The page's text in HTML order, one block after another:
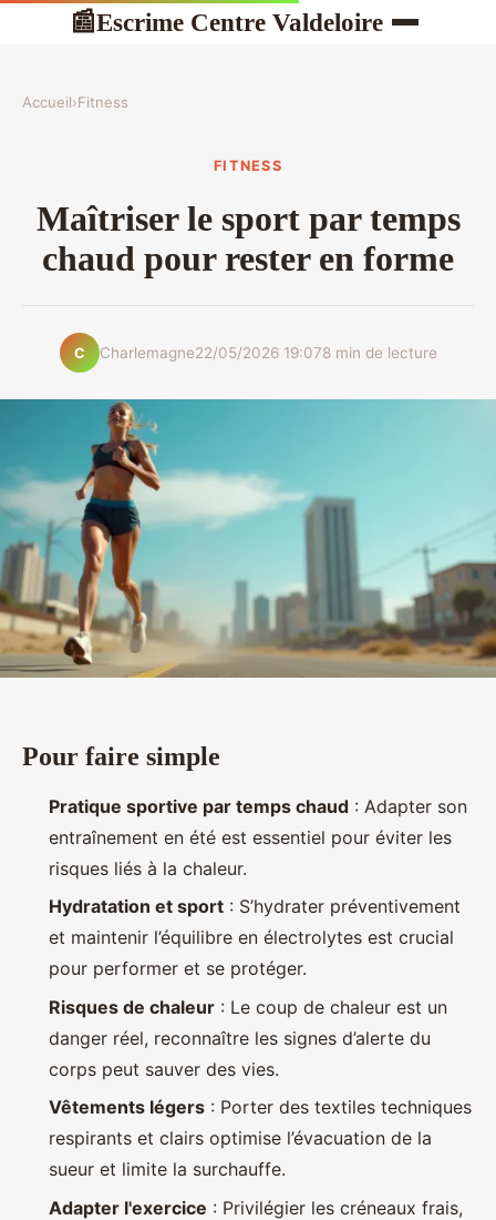
📰Escrime Centre Valdeloire
Accueil›Fitness
FITNESS
Maîtriser le sport par temps
chaud pour rester en forme
C Charlemagne22/05/2026 19:078 min de lecture
Pour faire simple
Pratique sportive par temps chaud : Adapter son
entraînement en été est essentiel pour éviter les
risques liés à la chaleur.
Hydratation et sport : S’hydrater préventivement
et maintenir l’équilibre en électrolytes est crucial
pour performer et se protéger.
Risques de chaleur : Le coup de chaleur est un
danger réel, reconnaître les signes d’alerte du
corps peut sauver des vies.
Vêtements légers : Porter des textiles techniques
respirants et clairs optimise l’évacuation de la
sueur et limite la surchauffe.
Adapter l'exercice : Privilégier les créneaux frais,